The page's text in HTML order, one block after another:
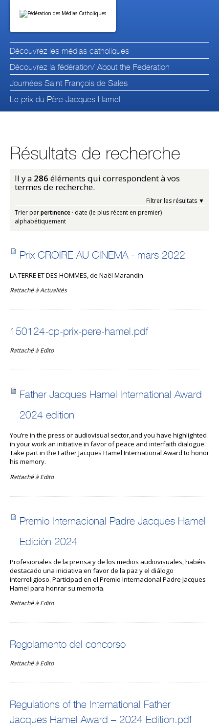
contenu.
navigation
personnels
Découvrez les médias catholiques
Découvrez la fédération/ About the Federation
Journées Saint François de Sales
Le prix du Père Jacques Hamel
Résultats de recherche
Il y a 286 éléments qui correspondent à vos
termes de recherche.
Filtrer les résultats
Trier parpertinence · date (le plus récent en premier) ·
alphabétiquement
Prix CROIRE AU CINEMA - mars 2022
LA TERRE ET DES HOMMES, de Naël Marandin
Rattaché àActualités
150124-cp-prix-pere-hamel.pdf
Rattaché à Edito
Father Jacques Hamel International Award
2024 edition
You’re in the press or audiovisual sector,and you have highlighted
in your work an initiative in favor of peace and interfaith dialogue.
Take part in the Father Jacques Hamel International Award to honor
his memory.
Rattaché à Edito
Premio Internacional Padre Jacques Hamel
Edición 2024
Profesionales de la prensa y de los medios audiovisuales, habéis
destacado una iniciativa en favor de la paz y el diálogo
interreligioso. Participad en el Premio Internacional Padre Jacques
Hamel para honrar su memoria.
Rattaché à Edito
Regolamento del concorso
Rattaché à Edito
Regulations of the International Father
Jacques Hamel Award – 2024 Edition.pdf